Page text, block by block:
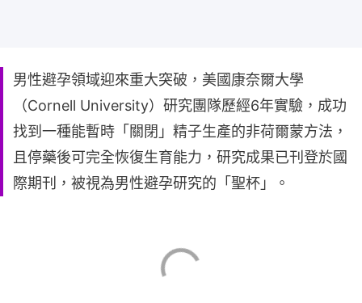
男性避孕領域迎來重大突破，美國康奈爾大學
（Cornell University）研究團隊歷經6年實驗，成功
找到一種能暫時「關閉」精子生產的非荷爾蒙方法，
且停藥後可完全恢復生育能力，研究成果已刊登於國
際期刊，被視為男性避孕研究的「聖杯」。